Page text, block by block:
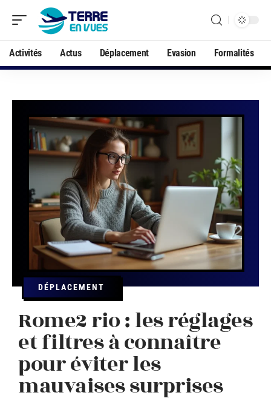
Activités Actus Déplacement Evasion Formalités
DÉPLACEMENT
Rome2 rio : les réglages
et filtres à connaître
pour éviter les
mauvaises surprises